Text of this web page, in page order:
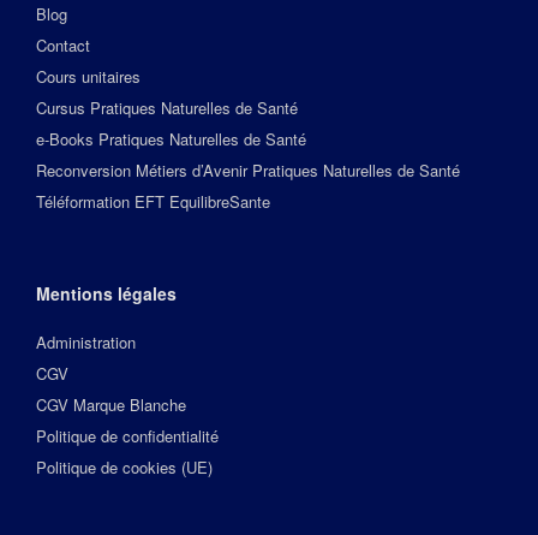
Blog
Contact
Cours unitaires
Cursus Pratiques Naturelles de Santé
e-Books Pratiques Naturelles de Santé
Reconversion Métiers d’Avenir Pratiques Naturelles de Santé
Téléformation EFT EquilibreSante
Mentions légales
Administration
CGV
CGV Marque Blanche
Politique de confidentialité
Politique de cookies (UE)